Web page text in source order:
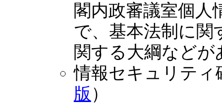
閣内政審議室個人
で、基本法制に関
関する大綱などが
情報セキュリテ
版 ）